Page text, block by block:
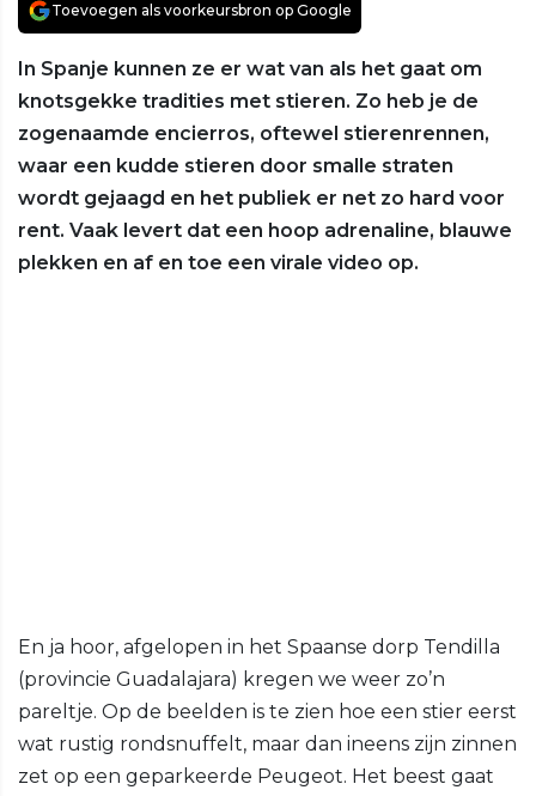
Toevoegen als voorkeursbron op Google
In Spanje kunnen ze er wat van als het gaat om
knotsgekke tradities met stieren. Zo heb je de
zogenaamde encierros, oftewel stierenrennen,
waar een kudde stieren door smalle straten
wordt gejaagd en het publiek er net zo hard voor
rent. Vaak levert dat een hoop adrenaline, blauwe
plekken en af en toe een virale video op.
En ja hoor, afgelopen in het Spaanse dorp Tendilla
(provincie Guadalajara) kregen we weer zo’n
pareltje. Op de beelden is te zien hoe een stier eerst
wat rustig rondsnuffelt, maar dan ineens zijn zinnen
zet op een geparkeerde Peugeot. Het beest gaat